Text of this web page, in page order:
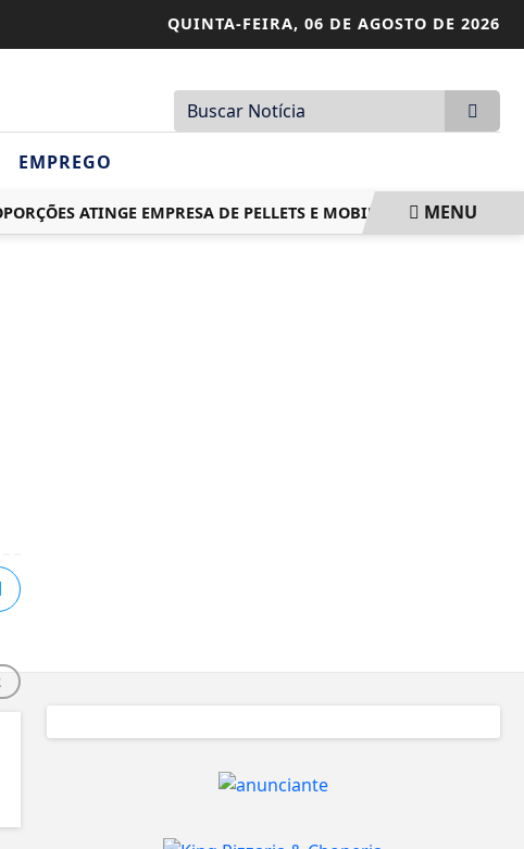
QUINTA-FEIRA, 06 DE AGOSTO DE 2026
EMPREGO
ATINGE EMPRESA DE PELLETS E MOBILIZA BOMBEIROS POR
MENU